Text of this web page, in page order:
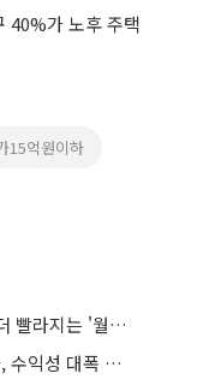
40%가 노후 주택
15억원이하
전세 35% 줄었는데 세금 압박까지⋯더 빨라지는 '월세화'
'고원가 터널' 끝 보인다…대형 건설사, 수익성 대폭 개선